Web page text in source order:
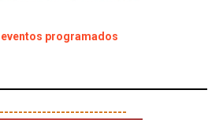
eventos programados